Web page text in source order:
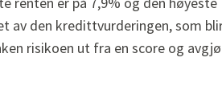
av den kredittvurderingen, som
risikoen ut fra en score og